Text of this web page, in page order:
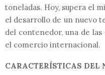
toneladas. Hoy, supera el
el desarrollo de un nuevo
del contenedor, una de
el comercio internacional.
CARACTERÍSTICAS DEL